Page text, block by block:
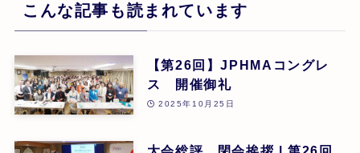
こんな記事も読まれています
【第26回】JPHMAコングレ
ス 開催御礼
2025年10月25日